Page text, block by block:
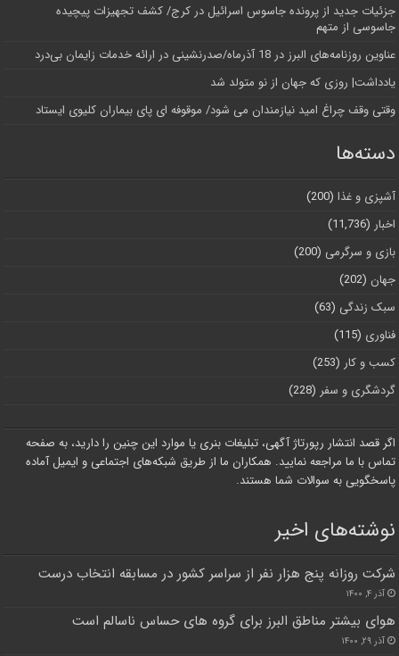
جزئیات جدید از پرونده جاسوس اسرائیل در کرج/‌ کشف تجهیزات پیچیده
جاسوسی از متهم
عناوین روزنامه‌های البرز در ‌18 آذرماه/صدرنشینی در ارائه خدمات زایمان بی‌درد
یادداشت| روزی که جهان از نو متولد شد
وقتی وقف چراغ امید نیازمندان می شود/ موقوفه ای پای بیماران کلیوی ایستاد
دسته‌ها
آشپزی و غذا (200)
اخبار (11,736)
بازی و سرگرمی (200)
جهان (202)
سبک زندگی (63)
فناوری (115)
کسب و کار (253)
گردشگری و سفر (228)
اگر قصد انتشار رپورتاژ آگهی، تبلیغات بنری یا موارد این چنین را دارید، به صفحه
تماس با ما مراجعه نمایید. همکاران ما از طریق شبکه‌های اجتماعی و ایمیل آماده
پاسخگویی به سوالات شما هستند.
نوشته‌های اخیر
شرکت روزانه پنج هزار نفر از سراسر کشور در مسابقه انتخاب درست
آذر ۴, ۱۴۰۰
هوای بیشتر مناطق البرز برای گروه های حساس ناسالم است
آذر ۲۹, ۱۴۰۰